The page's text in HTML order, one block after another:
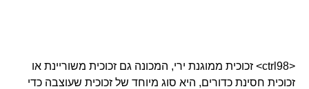
<ctrl98> זכוכית ממוגנת ירי, המכונה גם זכוכית משוריינת או
זכוכית חסינת כדורים, היא סוג מיוחד של זכוכית שעוצבה כדי